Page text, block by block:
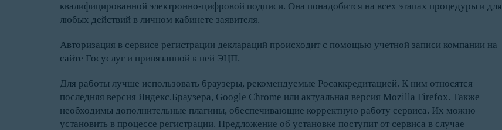
квалифицированной электронно-цифровой подписи. Она понадобится на всех этапах процедуры и для
любых действий в личном кабинете заявителя.
Авторизация в сервисе регистрации деклараций происходит с помощью учетной записи компании на
сайте Госуслуг и привязанной к ней ЭЦП.
Для работы лучше использовать браузеры, рекомендуемые Росаккредитацией. К ним относятся
последняя версия Яндекс.Браузера, Google Chrome или актуальная версия Mozilla Firefox. Также
необходимы дополнительные плагины, обеспечивающие корректную работу сервиса. Их можно
установить в процессе регистрации. Предложение об установке поступит от сервиса в случае